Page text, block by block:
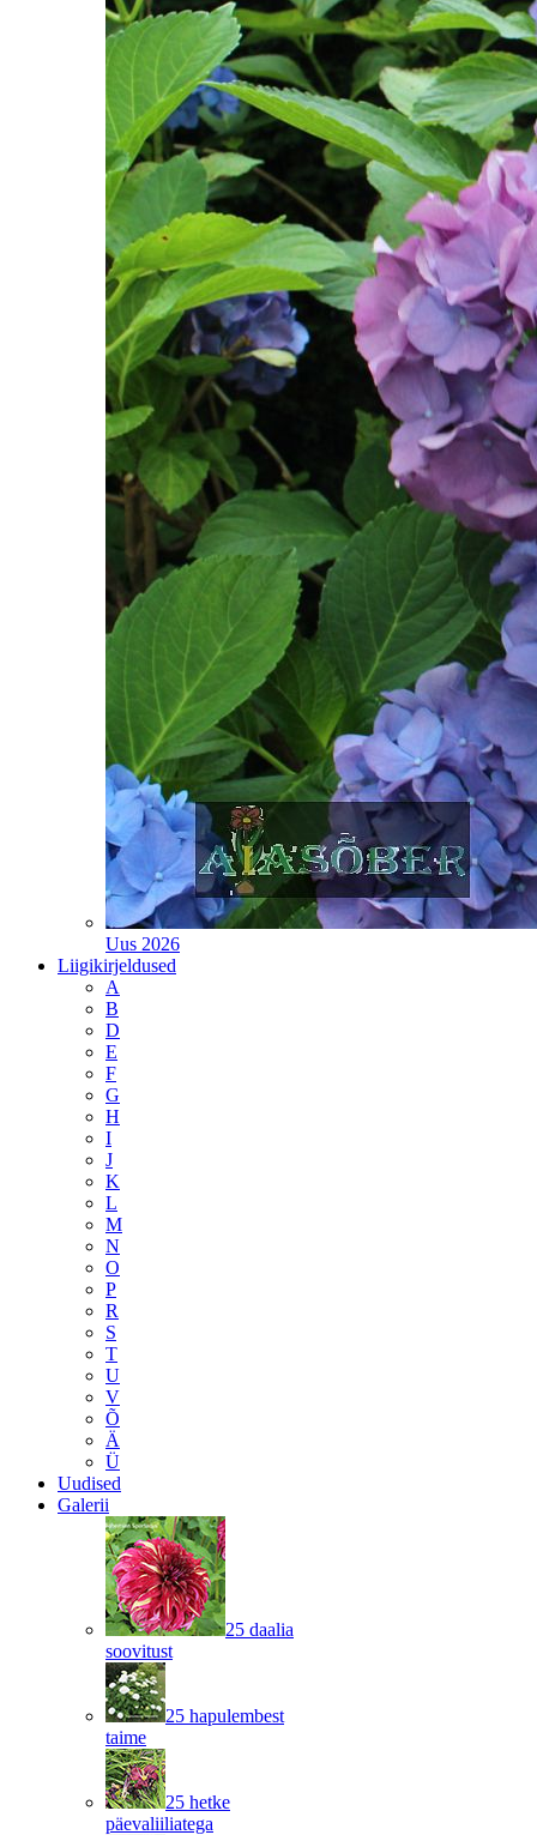
Uus 2026
Liigikirjeldused
A
B
D
E
F
G
H
I
J
K
L
M
N
O
P
R
S
T
U
V
Õ
Ä
Ü
Uudised
Galerii
25 daalia
soovitust
25 hapulembest
taime
25 hetke
päevaliiliatega